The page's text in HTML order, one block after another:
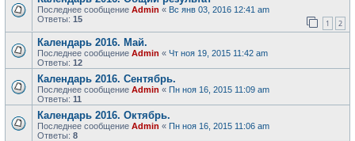
Последнее сообщение Admin « Вс янв 03, 2016 12:41 am
Ответы: 15 1 2
Календарь 2016. Май.
Последнее сообщение Admin « Чт ноя 19, 2015 11:42 am
Ответы: 12
Календарь 2016. Сентябрь.
Последнее сообщение Admin « Пн ноя 16, 2015 11:09 am
Ответы: 11
Календарь 2016. Октябрь.
Последнее сообщение Admin « Пн ноя 16, 2015 11:06 am
Ответы: 8